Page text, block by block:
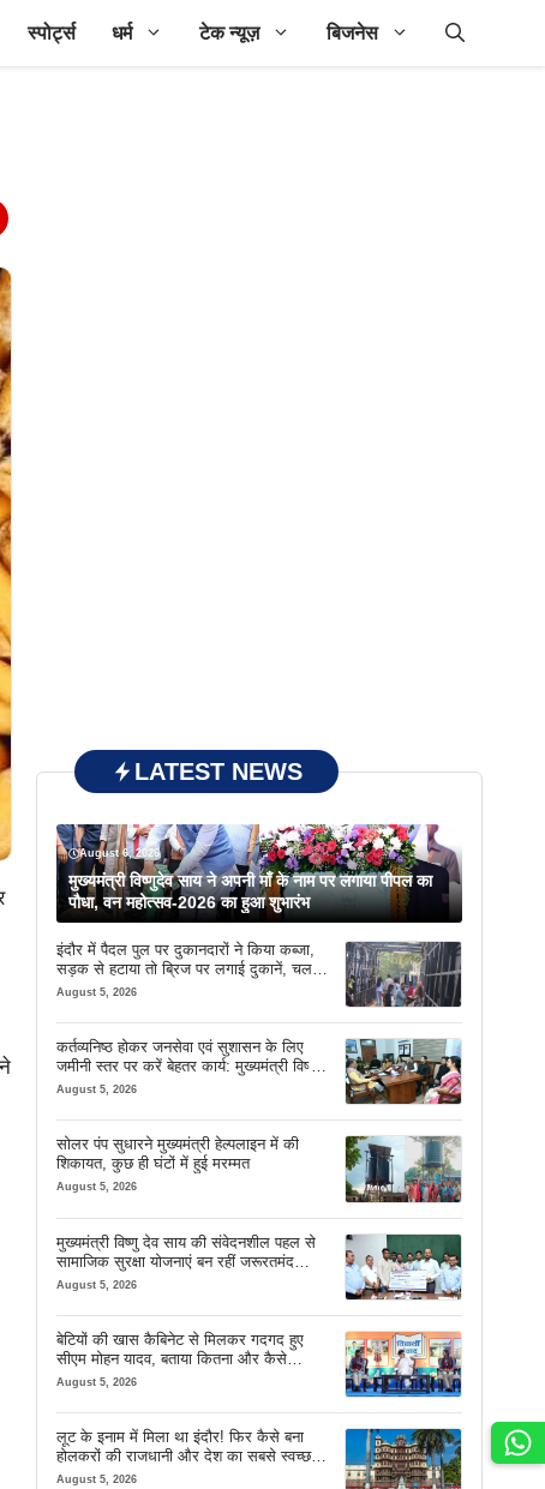
स्पोर्ट्स धर्म टेक न्यूज़ बिजनेस
LATEST NEWS
August 6, 2026
मुख्यमंत्री विष्णुदेव साय ने अपनी माँ के नाम पर लगाया पीपल का
पौधा, वन महोत्सव-2026 का हुआ शुभारंभ
इंदौर में पैदल पुल पर दुकानदारों ने किया कब्जा,
सड़क से हटाया तो ब्रिज पर लगाई दुकानें, चलने
की जगह भी नहीं मिल रही
August 5, 2026
कर्तव्यनिष्ठ होकर जनसेवा एवं सुशासन के लिए
जमीनी स्तर पर करें बेहतर कार्य: मुख्यमंत्री विष्णु
देव साय
August 5, 2026
सोलर पंप सुधारने मुख्यमंत्री हेल्पलाइन में की
शिकायत, कुछ ही घंटों में हुई मरम्मत
August 5, 2026
मुख्यमंत्री विष्णु देव साय की संवेदनशील पहल से
सामाजिक सुरक्षा योजनाएं बन रहीं जरूरतमंद
परिवारों का मजबूत सहारा
August 5, 2026
बेटियों की खास कैबिनेट से मिलकर गदगद हुए
सीएम मोहन यादव, बताया कितना और कैसे
इस्तेमाल करें AI
August 5, 2026
लूट के इनाम में मिला था इंदौर! फिर कैसे बना
होलकरों की राजधानी और देश का सबसे स्वच्छ
शहर? जानें पूरी कहानी
August 5, 2026